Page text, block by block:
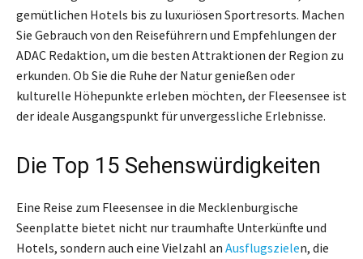
gemütlichen Hotels bis zu luxuriösen Sportresorts. Machen
Sie Gebrauch von den Reiseführern und Empfehlungen der
ADAC Redaktion, um die besten Attraktionen der Region zu
erkunden. Ob Sie die Ruhe der Natur genießen oder
kulturelle Höhepunkte erleben möchten, der Fleesensee ist
der ideale Ausgangspunkt für unvergessliche Erlebnisse.
Die Top 15 Sehenswürdigkeiten
Eine Reise zum Fleesensee in die Mecklenburgische
Seenplatte bietet nicht nur traumhafte Unterkünfte und
Hotels, sondern auch eine Vielzahl an Ausflugszielen, die